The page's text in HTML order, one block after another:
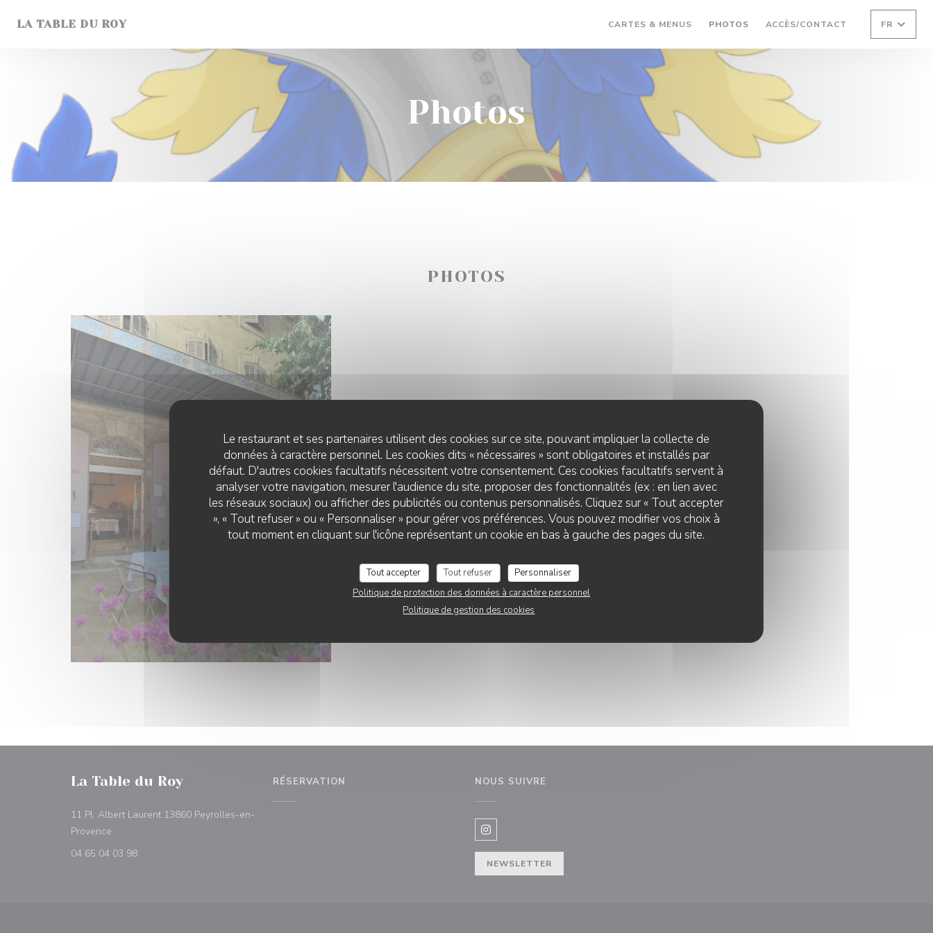
Le restaurant et ses partenaires utilisent des cookies sur ce site, pouvant impliquer la collecte de
données à caractère personnel. Les cookies dits « nécessaires » sont obligatoires et installés par
défaut. D'autres cookies facultatifs nécessitent votre consentement. Ces cookies facultatifs servent à
analyser votre navigation, mesurer l'audience du site, proposer des fonctionnalités (ex : en lien avec
les réseaux sociaux) ou afficher des publicités ou contenus personnalisés. Cliquez sur « Tout accepter
», « Tout refuser » ou « Personnaliser » pour gérer vos préférences. Vous pouvez modifier vos choix à
tout moment en cliquant sur l'icône représentant un cookie en bas à gauche des pages du site.
Tout accepter Tout refuser
Personnaliser
Politique de protection des données à caractère personnel
Politique de gestion des cookies
LA TABLE DU ROY CARTES & MENUS PHOTOS ACCÈS/CONTACT FR
Photos
PHOTOS
La Table du Roy
11 Pl. Albert Laurent 13860 Peyrolles-en-
Provence
04 65 04 03 98
RÉSERVATION NOUS SUIVRE
Instagram ((ouvre une nouvelle fenêtre))
NEWSLETTER
LA TABLE DU ROY